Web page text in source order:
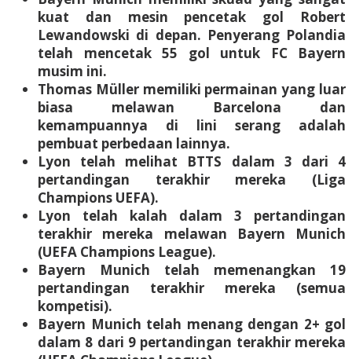
kuat dan mesin pencetak gol Robert
Lewandowski di depan. Penyerang Polandia
telah mencetak 55 gol untuk FC Bayern
musim ini.
Thomas Müller memiliki permainan yang luar
biasa melawan Barcelona dan
kemampuannya di lini serang adalah
pembuat perbedaan lainnya.
Lyon telah melihat BTTS dalam 3 dari 4
pertandingan terakhir mereka (Liga
Champions UEFA).
Lyon telah kalah dalam 3 pertandingan
terakhir mereka melawan Bayern Munich
(UEFA Champions League).
Bayern Munich telah memenangkan 19
pertandingan terakhir mereka (semua
kompetisi).
Bayern Munich telah menang dengan 2+ gol
dalam 8 dari 9 pertandingan terakhir mereka